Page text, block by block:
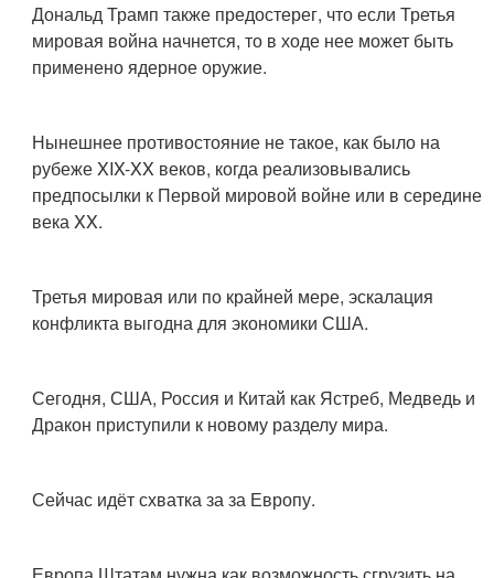
Дональд Трамп также предостерег, что если Третья
мировая война начнется, то в ходе нее может быть
применено ядерное оружие.
Нынешнее противостояние не такое, как было на
рубеже XIX-XX веков, когда реализовывались
предпосылки к Первой мировой войне или в середине
века XX.
Третья мировая или по крайней мере, эскалация
конфликта выгодна для экономики США.
Сегодня, США, Россия и Китай как Ястреб, Медведь и
Дракон приступили к новому разделу мира.
Сейчас идёт схватка за за Европу.